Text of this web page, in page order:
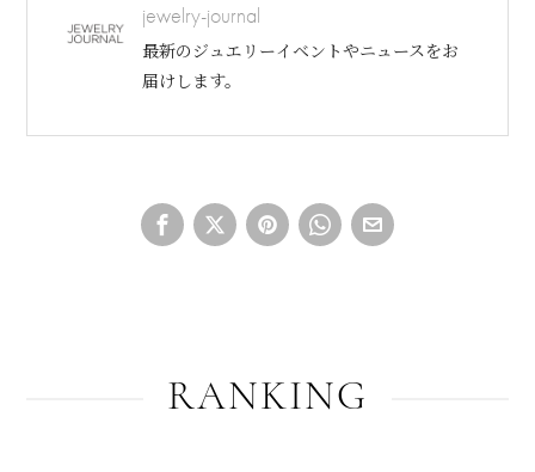
jewelry-journal
最新のジュエリーイベントやニュースをお
届けします。
RANKING